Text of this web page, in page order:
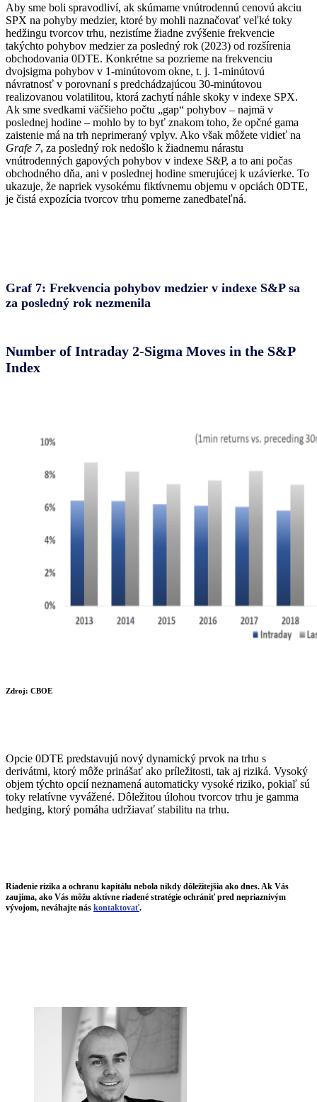
Aby sme boli spravodliví, ak skúmame vnútrodennú cenovú akciu
SPX na pohyby medzier, ktoré by mohli naznačovať veľké toky
hedžingu tvorcov trhu, nezistíme žiadne zvýšenie frekvencie
takýchto pohybov medzier za posledný rok (2023) od rozšírenia
obchodovania 0DTE. Konkrétne sa pozrieme na frekvenciu
dvojsigma pohybov v 1-minútovom okne, t. j. 1-minútovú
návratnosť v porovnaní s predchádzajúcou 30-minútovou
realizovanou volatilitou, ktorá zachytí náhle skoky v indexe SPX.
Ak sme svedkami väčšieho počtu „gap“ pohybov – najmä v
poslednej hodine – mohlo by to byť znakom toho, že opčné gama
zaistenie má na trh neprimeraný vplyv. Ako však môžete vidieť na
Grafe 7, za posledný rok nedošlo k žiadnemu nárastu
vnútrodenných gapových pohybov v indexe S&P, a to ani počas
obchodného dňa, ani v poslednej hodine smerujúcej k uzávierke. To
ukazuje, že napriek vysokému fiktívnemu objemu v opciách 0DTE,
je čistá expozícia tvorcov trhu pomerne zanedbateľná.
Graf 7: Frekvencia pohybov medzier v indexe S&P sa
za posledný rok nezmenila
Number of Intraday 2-Sigma Moves in the S&P
Index
Zdroj: CBOE
Opcie 0DTE predstavujú nový dynamický prvok na trhu s
derivátmi, ktorý môže prinášať ako príležitosti, tak aj riziká. Vysoký
objem týchto opcií neznamená automaticky vysoké riziko, pokiaľ sú
toky relatívne vyvážené. Dôležitou úlohou tvorcov trhu je gamma
hedging, ktorý pomáha udržiavať stabilitu na trhu.
Riadenie rizika a ochranu kapitálu nebola nikdy dôležitejšia ako dnes. Ak Vás
zaujíma, ako Vás môžu aktívne riadené stratégie ochrániť pred nepriaznivým
vývojom, neváhajte nás kontaktovať.